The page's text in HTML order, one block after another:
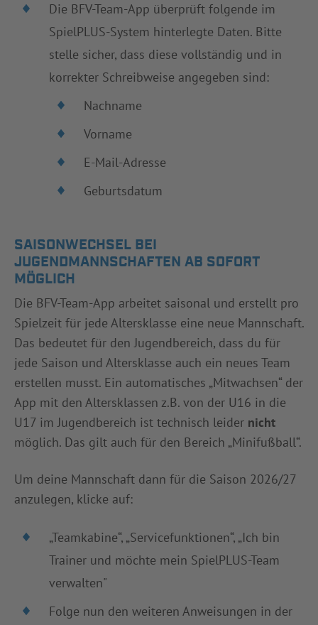
Die BFV-Team-App überprüft folgende im
SpielPLUS-System hinterlegte Daten. Bitte
stelle sicher, dass diese vollständig und in
korrekter Schreibweise angegeben sind:
Nachname
Vorname
E-Mail-Adresse
Geburtsdatum
SAISONWECHSEL BEI
JUGENDMANNSCHAFTEN AB SOFORT
MÖGLICH
Die BFV-Team-App arbeitet saisonal und erstellt pro
Spielzeit für jede Altersklasse eine neue Mannschaft.
Das bedeutet für den Jugendbereich, dass du für
jede Saison und Altersklasse auch ein neues Team
erstellen musst. Ein automatisches „Mitwachsen“ der
App mit den Altersklassen z.B. von der U16 in die
U17 im Jugendbereich ist technisch leider nicht
möglich. Das gilt auch für den Bereich „Minifußball“.
Um deine Mannschaft dann für die Saison 2026/27
anzulegen, klicke auf:
„Teamkabine“, „Servicefunktionen“, „Ich bin
Trainer und möchte mein SpielPLUS-Team
verwalten"
Folge nun den weiteren Anweisungen in der